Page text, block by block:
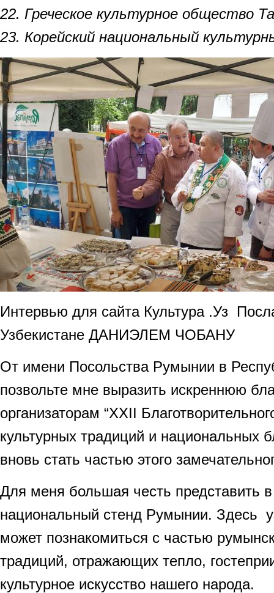
22. Греческое культурное общество
23. Корейский национальный
Интервью для сайта Культура .Уз
Узбекистане ДАНИЭЛЕМ ЧОБАНУ
От имени Посольства Румынии в
позвольте мне выразить искреннюю
организаторам “XXII
культурных традиций и национальных
вновь стать частью этого
Для меня большая честь представить
национальный стенд Румынии. Здесь
может познакомиться с частью
традиций, отражающих тепло,
культурное искусство нашего народа.